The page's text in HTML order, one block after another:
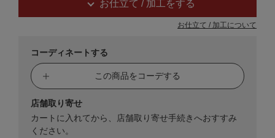
お仕立て / 加工をする
お仕立て / 加工について
コーディネートする
この商品をコーデする
店舗取り寄せ
カートに入れてから、店舗取り寄せ手続きへおすすみ
ください。